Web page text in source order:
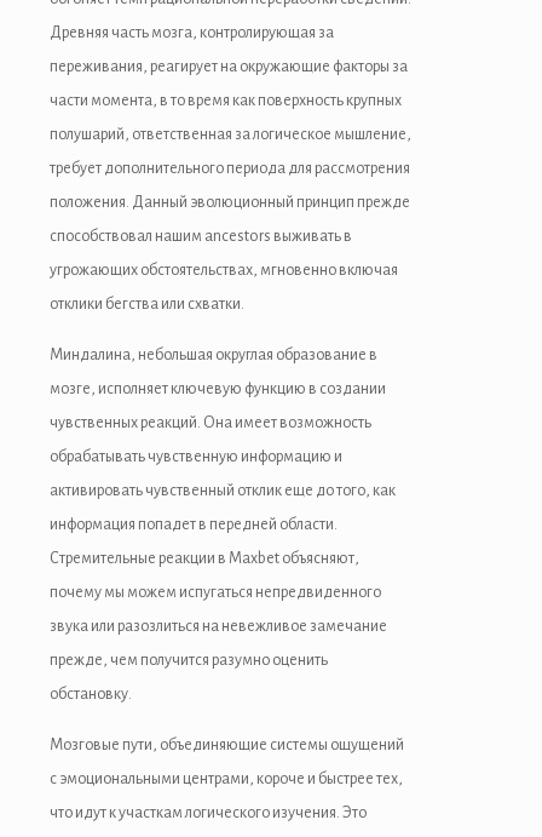
panel
panel
panel
panel
panel
panel
panel
panel
panel
panel
panel
Древняя часть мозга, контролирующая за
переживания, реагирует на окружающие факторы за
части момента, в то время как поверхность крупных
полушарий, ответственная за логическое мышление,
требует дополнительного периода для рассмотрения
положения. Данный эволюционный принцип прежде
способствовал нашим ancestors выживать в
угрожающих обстоятельствах, мгновенно включая
отклики бегства или схватки.
Миндалина, небольшая округлая образование в
мозге, исполняет ключевую функцию в создании
чувственных реакций. Она имеет возможность
обрабатывать чувственную информацию и
активировать чувственный отклик еще до того, как
информация попадет в передней области.
Стремительные реакции в Maxbet объясняют,
почему мы можем испугаться непредвиденного
звука или разозлиться на невежливое замечание
прежде, чем получится разумно оценить
обстановку.
Мозговые пути, объединяющие системы ощущений
с эмоциональными центрами, короче и быстрее тех,
что идут к участкам логического изучения. Это